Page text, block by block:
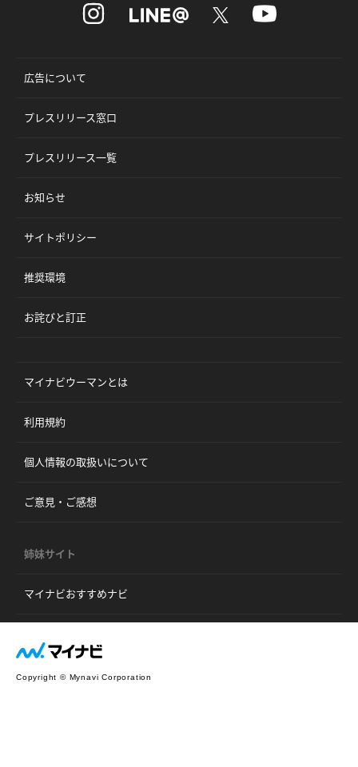
広告について
プレスリリース窓口
プレスリリース一覧
お知らせ
サイトポリシー
推奨環境
お詫びと訂正
マイナビウーマンとは
利用規約
個人情報の取扱いについて
ご意見・ご感想
姉妹サイト
マイナビおすすめナビ
Copyright © Mynavi Corporation